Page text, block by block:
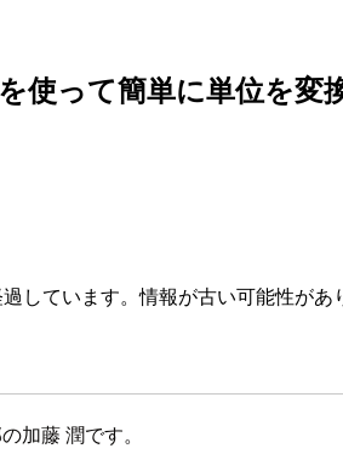
使って簡単に単位を変
しています。情報が古い可能性があ
加藤 潤です。